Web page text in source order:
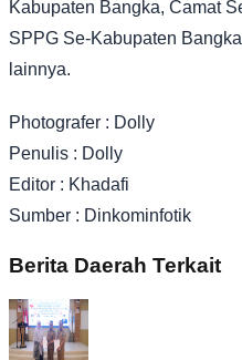
Kabupaten Bangka, Camat
SPPG Se-Kabupaten
lainnya.
Photografer : Dolly
Penulis : Dolly
Editor : Khadafi
Sumber : Dinkominfotik
Berita Daerah Terkait